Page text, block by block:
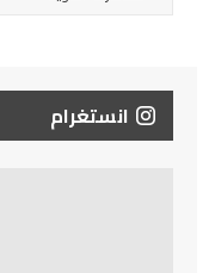
انستغرام